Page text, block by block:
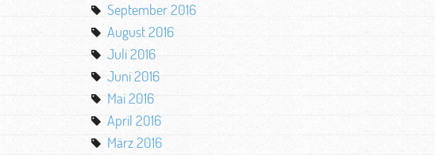
September 2016
August 2016
Juli 2016
Juni 2016
Mai 2016
April 2016
März 2016